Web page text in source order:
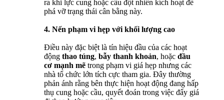
ra khi lực cung hoặc cầu đột nhiên kích hoạt để
phá vỡ trạng thái cân bằng này.
4. Nến phạm vi hẹp với khối lượng cao
Điều này đặc biệt là tín hiệu đầu của các hoạt
động thao túng, bẫy thanh khoản, hoặc đầu
cơ mạnh mẽ trong phạm vi giá hẹp nhưng các
nhà tổ chức lớn tích cực tham gia. Đây thường
phản ánh rằng bên thực hiện hoạt động đang hấp
thụ cung hoặc cầu, quyết đoán trong việc đẩy giá